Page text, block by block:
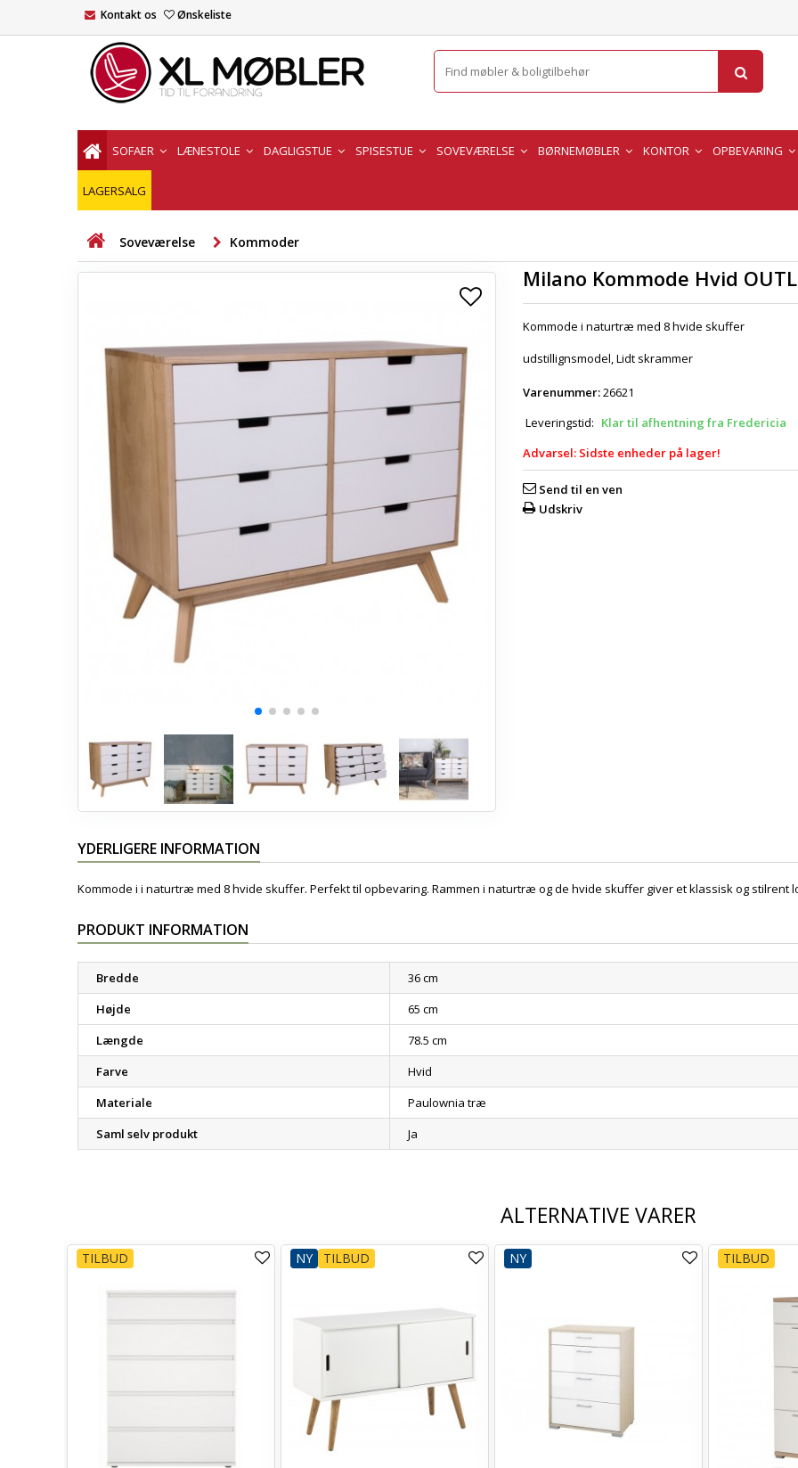
Kontakt os Ønskeliste
SOFAER LÆNESTOLE DAGLIGSTUE SPISESTUE SOVEVÆRELSE BØRNEMØBLER KONTOR OPBEVARING
LAGERSALG
Soveværelse Kommoder
Milano Kommode Hvid
Kommode i naturtræ med 8 hvide skuffer
udstillignsmodel, Lidt skrammer
Varenummer:26621
Leveringstid: Klar til afhentning fra Fredericia
Advarsel: Sidste enheder på lager!
Send til en ven
Udskriv
YDERLIGERE INFORMATION
Kommode i i naturtræ med 8 hvide skuffer. Perfekt til opbevaring. Rammen i naturtræ og de hvide skuffer giver et klassisk og stilrent
PRODUKT INFORMATION
Bredde
36 cm
Højde
65 cm
Længde
78.5 cm
Farve
Hvid
Materiale
Paulownia træ
Saml selv produkt
Ja
ALTERNATIVE VARER
TILBUD NY TILBUD NY TILBUD